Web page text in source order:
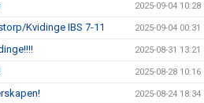
2025-09-04 10:28
Kvidinge IBS 7-11 2025-09-04 00:31
2025-08-31 13:21
2025-08-28 10:16
2025-08-24 18:34